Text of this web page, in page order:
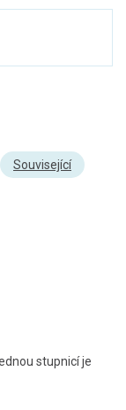
Související
stupnicí je